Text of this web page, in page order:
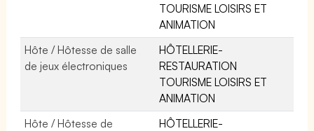
TOURISME LOISIRS ET
ANIMATION
Hôte / Hôtesse de salle
de jeux électroniques
HÔTELLERIE-
RESTAURATION
TOURISME LOISIRS ET
ANIMATION
Hôte / Hôtesse de
HÔTELLERIE-